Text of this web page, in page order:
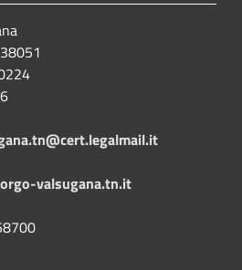
valsugana.tn.it